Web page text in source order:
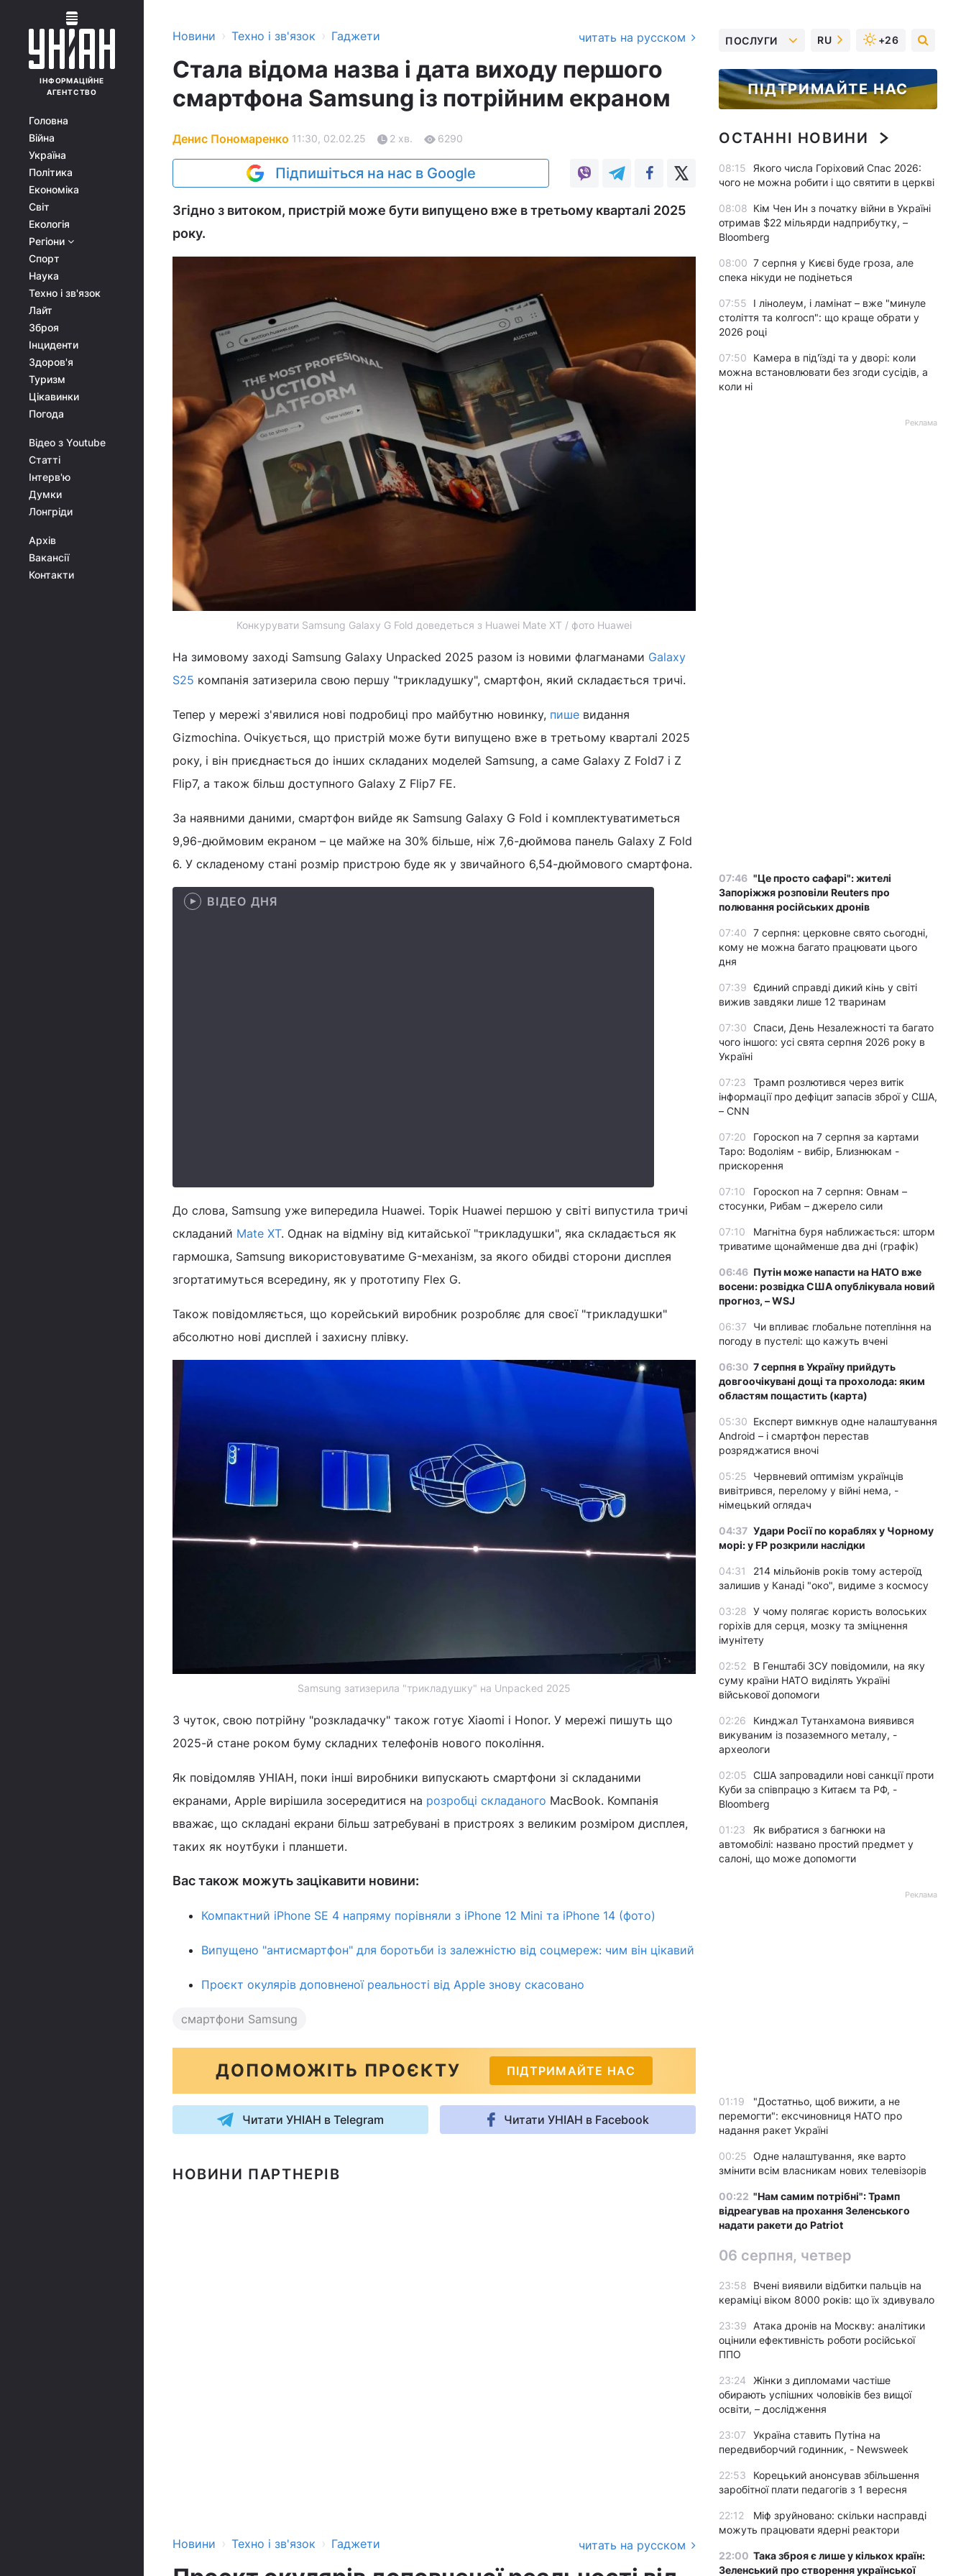
ІНФОРМАЦІЙНЕ
АГЕНТСТВО
Головна
Війна
Україна
Політика
Економіка
Світ
Екологія
Регіони
Спорт
Наука
Техно і зв'язок
Лайт
Зброя
Інциденти
Здоров'я
Туризм
Цікавинки
Погода
Відео з Youtube
Статті
Інтерв'ю
Думки
Лонгріди
Архів
Вакансії
Контакти
Новини › Техно і зв'язок › Гаджети читать на русском
Стала відома назва і дата виходу першого
смартфона Samsung із потрійним екраном
Денис Пономаренко 11:30, 02.02.25 2 хв. 6290
Підпишіться на нас в Google
Згідно з витоком, пристрій може бути випущено вже в третьому кварталі 2025
року.
Конкурувати Samsung Galaxy G Fold доведеться з Huawei Mate XT / фото Huawei
На зимовому заході Samsung Galaxy Unpacked 2025 разом із новими флагманами Galaxy
S25 компанія затизерила свою першу "трикладушку", смартфон, який складається тричі.
Тепер у мережі з'явилися нові подробиці про майбутню новинку, пише видання
Gizmochina. Очікується, що пристрій може бути випущено вже в третьому кварталі 2025
року, і він приєднається до інших складаних моделей Samsung, а саме Galaxy Z Fold7 і Z
Flip7, а також більш доступного Galaxy Z Flip7 FE.
За наявними даними, смартфон вийде як Samsung Galaxy G Fold і комплектуватиметься
9,96-дюймовим екраном – це майже на 30% більше, ніж 7,6-дюймова панель Galaxy Z Fold
6. У складеному стані розмір пристрою буде як у звичайного 6,54-дюймового смартфона.
ВІДЕО ДНЯ
До слова, Samsung уже випередила Huawei. Торік Huawei першою у світі випустила тричі
складаний Mate XT. Однак на відміну від китайської "трикладушки", яка складається як
гармошка, Samsung використовуватиме G-механізм, за якого обидві сторони дисплея
згортатимуться всередину, як у прототипу Flex G.
Також повідомляється, що корейський виробник розробляє для своєї "трикладушки"
абсолютно нові дисплей і захисну плівку.
Samsung затизерила "трикладушку" на Unpacked 2025
З чуток, свою потрійну "розкладачку" також готує Xiaomi і Honor. У мережі пишуть що
2025-й стане роком буму складних телефонів нового покоління.
Як повідомляв УНІАН, поки інші виробники випускають смартфони зі складаними
екранами, Apple вирішила зосередитися на розробці складаного MacBook. Компанія
вважає, що складані екрани більш затребувані в пристроях з великим розміром дисплея,
таких як ноутбуки і планшети.
Вас також можуть зацікавити новини:
Компактний iPhone SE 4 напряму порівняли з iPhone 12 Mini та iPhone 14 (фото)
Випущено "антисмартфон" для боротьби із залежністю від соцмереж: чим він цікавий
Проєкт окулярів доповненої реальності від Apple знову скасовано
смартфони Samsung
ДОПОМОЖІТЬ ПРОЄКТУ ПІДТРИМАЙТЕ НАС
Читати УНІАН в Telegram Читати УНІАН в Facebook
НОВИНИ ПАРТНЕРІВ
Новини › Техно і зв'язок › Гаджети читать на русском
ПОСЛУГИ RU +26
ПІДТРИМАЙТЕ НАС
ОСТАННІ НОВИНИ
08:15
Якого числа Горіховий Спас 2026:
чого не можна робити і що святити в церкві
08:08 Кім Чен Ин з початку війни в Україні
отримав $22 мільярди надприбутку, –
Bloomberg
08:00 7 серпня у Києві буде гроза, але
спека нікуди не подінеться
07:55
І лінолеум, і ламінат – вже "минуле
століття та колгосп": що краще обрати у
2026 році
07:50
Камера в під'їзді та у дворі: коли
можна встановлювати без згоди сусідів, а
коли ні
Реклама
07:46 "Це просто сафарі": жителі
Запоріжжя розповіли Reuters про
полювання російських дронів
07:40 7 серпня: церковне свято сьогодні,
кому не можна багато працювати цього
дня
07:39 Єдиний справді дикий кінь у світі
вижив завдяки лише 12 тваринам
07:30 Спаси, День Незалежності та багато
чого іншого: усі свята серпня 2026 року в
Україні
07:23
Трамп розлютився через витік
інформації про дефіцит запасів зброї у США,
– CNN
07:20
Гороскоп на 7 серпня за картами
Таро: Водоліям - вибір, Близнюкам -
прискорення
07:10
Гороскоп на 7 серпня: Овнам –
стосунки, Рибам – джерело сили
07:10
Магнітна буря наближається: шторм
триватиме щонайменше два дні (графік)
06:46 Путін може напасти на НАТО вже
восени: розвідка США опублікувала новий
прогноз, – WSJ
06:37
Чи впливає глобальне потепління на
погоду в пустелі: що кажуть вчені
06:30 7 серпня в Україну прийдуть
довгоочікувані дощі та прохолода: яким
областям пощастить (карта)
05:30 Експерт вимкнув одне налаштування
Android – і смартфон перестав
розряджатися вночі
05:25
Червневий оптимізм українців
вивітрився, перелому у війні нема, -
німецький оглядач
04:37 Удари Росії по кораблях у Чорному
морі: у FP розкрили наслідки
04:31
214 мільйонів років тому астероїд
залишив у Канаді "око", видиме з космосу
03:28 У чому полягає користь волоських
горіхів для серця, мозку та зміцнення
імунітету
02:52
В Генштабі ЗСУ повідомили, на яку
суму країни НАТО виділять Україні
військової допомоги
02:26
Кинджал Тутанхамона виявився
викуваним із позаземного металу, -
археологи
02:05 США запровадили нові санкції проти
Куби за співпрацю з Китаєм та РФ, -
Bloomberg
01:23
Як вибратися з багнюки на
автомобілі: названо простий предмет у
салоні, що може допомогти
Реклама
01:19
"Достатньо, щоб вижити, а не
перемогти": ексчиновниця НАТО про
надання ракет Україні
00:25 Одне налаштування, яке варто
змінити всім власникам нових телевізорів
00:22 "Нам самим потрібні": Трамп
відреагував на прохання Зеленського
надати ракети до Patriot
06 серпня, четвер
23:58
Вчені виявили відбитки пальців на
кераміці віком 8000 років: що їх здивувало
23:39
Атака дронів на Москву: аналітики
оцінили ефективність роботи російської
ППО
23:24
Жінки з дипломами частіше
обирають успішних чоловіків без вищої
освіти, – дослідження
23:07
Україна ставить Путіна на
передвиборчий годинник, - Newsweek
22:53
Корецький анонсував збільшення
заробітної плати педагогів з 1 вересня
22:12
Міф зруйновано: скільки насправді
можуть працювати ядерні реактори
22:00 Така зброя є лише у кількох країн:
Зеленський про створення української